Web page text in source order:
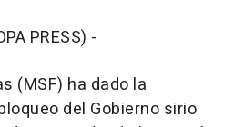
PRESS) -
(MSF) ha dado la
del Gobierno sirio